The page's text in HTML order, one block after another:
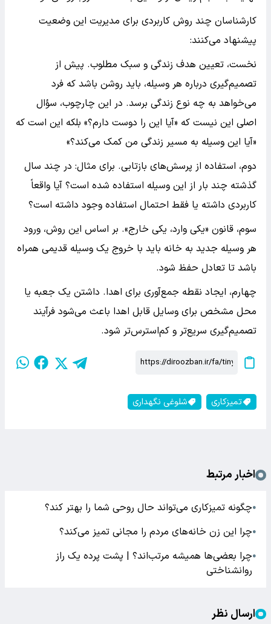
کارشناسان چند روش کاربردی برای مدیریت این وضعیت
پیشنهاد می‌کنند:
نخست، تعیین هدف زندگی و سبک مطلوب. پیش از
تصمیم‌گیری درباره هر وسیله، باید روشن باشد که فرد
می‌خواهد به چه نوع زندگی برسد. در این چارچوب، سؤال
اصلی این نیست که «آیا این را دوست دارم؟» بلکه این است که
«آیا این وسیله به مسیر زندگی من کمک می‌کند؟»
دوم، استفاده از پرسش‌های بازتابی. برای مثال: در چند سال
گذشته چند بار از این وسیله استفاده شده است؟ آیا واقعاً
کاربردی داشته یا فقط احتمال استفاده وجود داشته است؟
سوم، قانون «یکی وارد، یکی خارج». بر اساس این روش، ورود
هر وسیله جدید به خانه باید با خروج یک وسیله قدیمی همراه
باشد تا تعادل حفظ شود.
چهارم، ایجاد نقطه جمع‌آوری برای اهدا. داشتن یک جعبه یا
محل مشخص برای وسایل قابل اهدا باعث می‌شود فرآیند
تصمیم‌گیری سریع‌تر و کم‌استرس‌تر شود.
تمیزکاری شلوغی نگهداری
اخبار مرتبط
●چگونه تمیزکاری می‌تواند حال روحی شما را بهتر کند؟
●چرا این زن خانه‌های مردم را مجانی تمیز می‌کند؟
●چرا بعضی‌ها همیشه مرتب‌اند؟ | پشت پرده یک راز
روانشناختی
ارسال نظر